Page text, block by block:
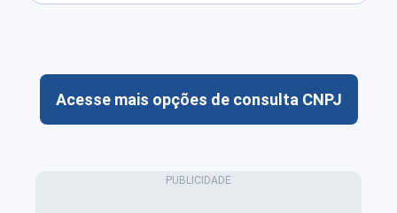
Acesse mais opções de consulta CNPJ